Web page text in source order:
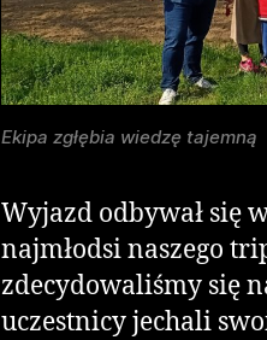
Ekipa zgłębia wiedzę tajemną
Wyjazd odbywał się
najmłodsi naszego
zdecydowaliśmy się
uczestnicy jechali